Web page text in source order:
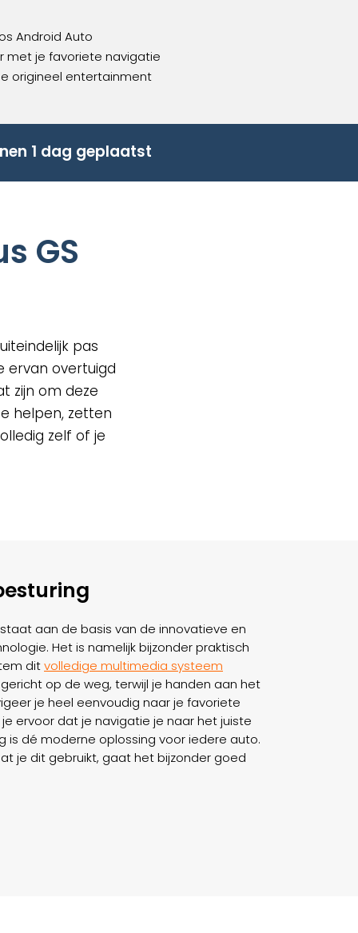
Android Auto
met je favoriete navigatie
origineel entertainment
1 dag geplaatst
GS
pas
ervan overtuigd
zijn om deze
helpen, zetten
zelf of je
aan de basis van de innovatieve en
Het is namelijk bijzonder praktisch
ditvolledige multimedia systeem
op de weg, terwijl je handen aan het
je heel eenvoudig naar je favoriete
ervoor dat je navigatie je naar het juiste
is dé moderne oplossing voor iedere auto.
je dit gebruikt, gaat het bijzonder goed